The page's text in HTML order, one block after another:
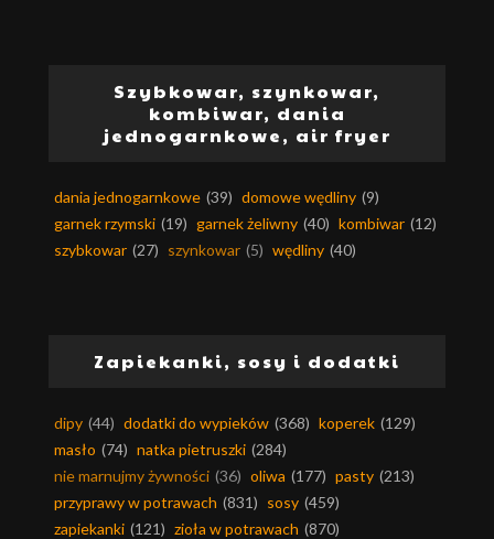
Szybkowar, szynkowar,
kombiwar, dania
jednogarnkowe, air fryer
dania jednogarnkowe (39) domowe wędliny (9)
garnek rzymski (19) garnek żeliwny (40) kombiwar (12)
szybkowar (27) szynkowar (5) wędliny (40)
Zapiekanki, sosy i dodatki
dipy (44) dodatki do wypieków (368) koperek (129)
masło (74) natka pietruszki (284)
nie marnujmy żywności (36) oliwa (177) pasty (213)
przyprawy w potrawach (831) sosy (459)
zapiekanki (121) zioła w potrawach (870)